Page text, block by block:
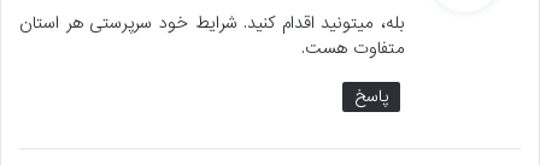
:
بله، میتونید اقدام کنید. شرایط خود سرپرستی هر استان
متفاوت هست.
پاسخ